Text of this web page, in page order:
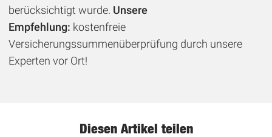
berücksichtigt wurde. Unsere
Empfehlung: kostenfreie
Versicherungssummenüberprüfung durch unsere
Experten vor Ort!
Diesen Artikel teilen